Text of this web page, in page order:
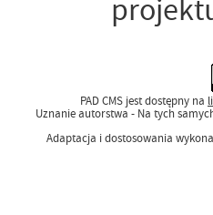
PAD CMS jest dostępny na
Uznanie autorstwa - Na tych
Adaptacja i dostosowania